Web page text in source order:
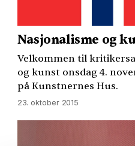
Nasjonalisme og
Velkommen til
og kunst onsdag 4.
på Kunstnernes Hus.
23. oktober 2015